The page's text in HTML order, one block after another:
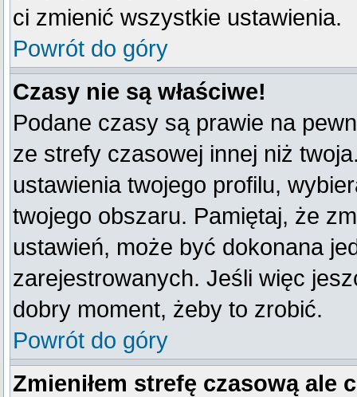
ci zmienić wszystkie ustawienia.
Powrót do góry
Czasy nie są właściwe!
Podane czasy są prawie na
ze strefy czasowej innej niż
ustawienia twojego profilu,
twojego obszaru. Pamiętaj, że
ustawień, może być dokonana
zarejestrowanych. Jeśli więc
dobry moment, żeby to zrobić.
Powrót do góry
Zmieniłem strefę czasową ale